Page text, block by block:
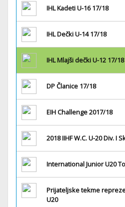
IHL Kadeti U-16 17/18
IHL Dečki U-14 17/18
IHL Mlajši dečki U-12 17/18
DP Članice 17/18
EIH Challenge 2017/18
2018 IIHF W.C. U-20 Div. I
International Junior U20
Prijateljske tekme
U20